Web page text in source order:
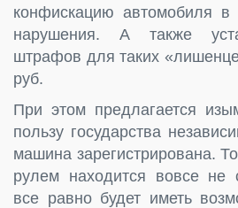
конфискацию автомобиля в
нарушения. А также
штрафов для таких
руб.
При этом предлагается
пользу государства
машина зарегистрирована.
рулем находится вовсе не
все равно будет иметь